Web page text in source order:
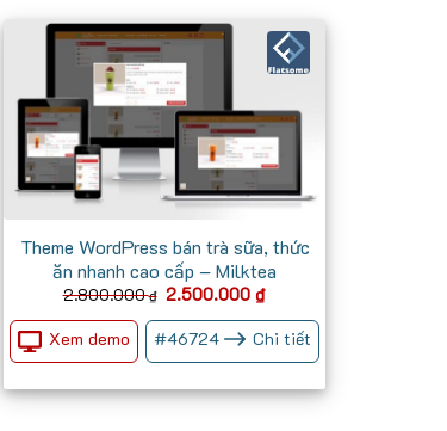
₫.
Theme WordPress bán trà sữa, thức
ăn nhanh cao cấp – Milktea
2.800.000₫ Giá
là:
2.800.000 ₫.
2.500.000₫Giá
tại
là:
2.500.000 ₫.
Xem demo #46724 Chi tiết